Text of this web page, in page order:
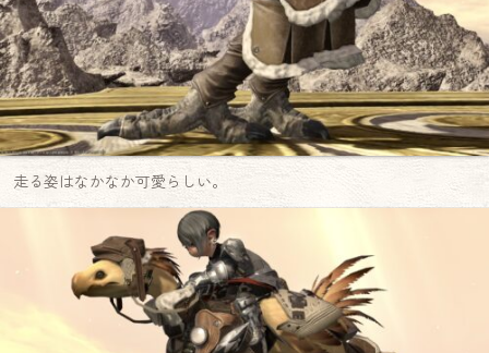
走る姿はなかなか可愛らしい。